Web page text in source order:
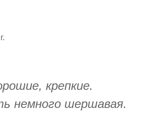
крепкие.
немного шершавая.